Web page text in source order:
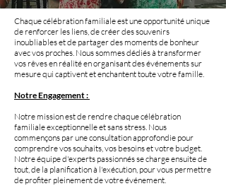
Chaque célébration familiale est une opportunité unique
de renforcer les liens, de créer des souvenirs
inoubliables et de partager des moments de bonheur
avec vos proches. Nous sommes dédiés à transformer
vos rêves en réalité en organisant des événements sur
mesure qui captivent et enchantent toute votre famille.
Notre Engagement :
Notre mission est de rendre chaque célébration
familiale exceptionnelle et sans stress. Nous
commençons par une consultation approfondie pour
comprendre vos souhaits, vos besoins et votre budget.
Notre équipe d'experts passionnés se charge ensuite de
tout, de la planification à l'exécution, pour vous permettre
de profiter pleinement de votre événement.